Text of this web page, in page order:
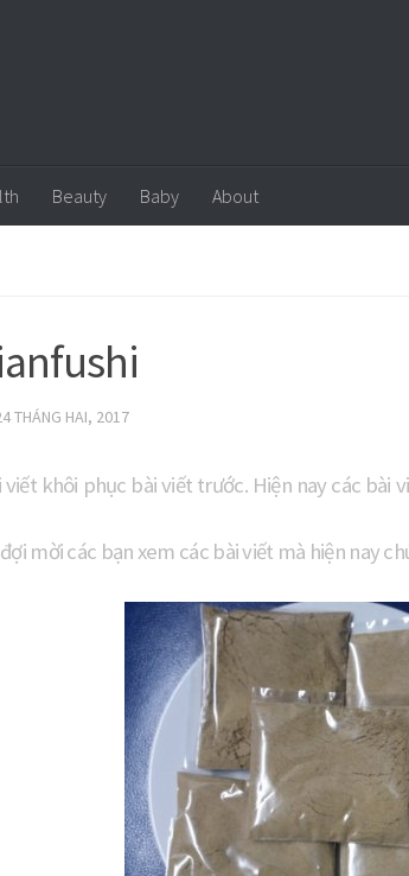
Beauty Baby About
THÁNG HAI, 2017
viết khôi phục bài viết trước. Hiện nay các bài
mời các bạn xem các bài viết mà hiện nay